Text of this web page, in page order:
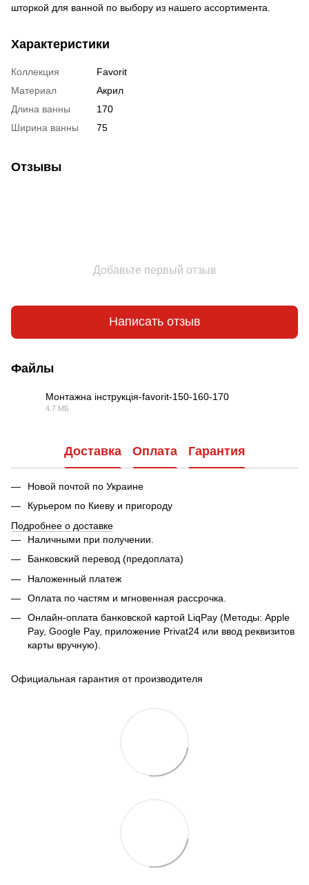
шторкой для ванной по выбору из нашего ассортимента.
Характеристики
Коллекция
Favorit
Материал
Акрил
Длина ванны
170
Ширина ванны
75
Отзывы
Добавьте первый отзыв
Написать отзыв
Файлы
Монтажна інструкція-favorit-150-160-170
4.7 МБ
Доставка Оплата Гарантия
Новой почтой по Украине
Курьером по Киеву и пригороду
Подробнее о доставке
Наличными при получении.
Банковский перевод (предоплата)
Наложенный платеж
Оплата по частям и мгновенная рассрочка.
Онлайн-оплата банковской картой LiqPay (Методы: Apple
Pay, Google Pay, приложение Privat24 или ввод реквизитов
карты вручную).
Официальная гарантия от производителя